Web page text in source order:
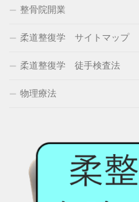
整骨院開業
柔道整復学 サイトマップ
柔道整復学 徒手検査法
物理療法